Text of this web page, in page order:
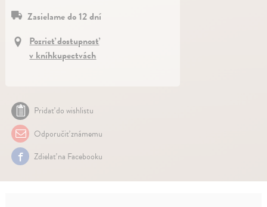
Zasielame do 12 dní
Pozrieť dostupnosť
v kníhkupectvách
Pridať do wishlistu
Odporučiť známemu
Zdielať na Facebooku